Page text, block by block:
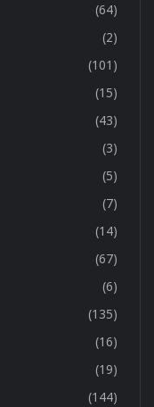
(64)
(2)
(101)
(15)
(43)
(3)
(5)
(7)
(14)
(67)
(6)
(135)
(16)
(19)
(144)